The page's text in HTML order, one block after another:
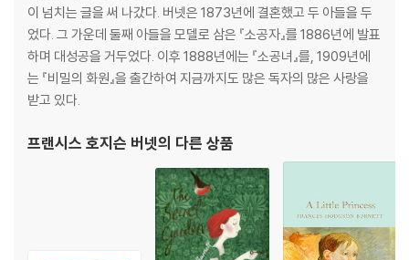
es she truly needs?
이 넘치는 글을 써 나갔다. 버넷은 1873년에 결혼했고 두 아들을 두
었다. 그 가운데 둘째 아들을 모델로 삼은 『소공자』를 1886년에 발표
하며 대성공을 거두었다. 이후 1888년에는 『소공녀』를, 1909년에
는 『비밀의 화원』을 출간하여 지금까지도 많은 독자의 많은 사랑을
받고 있다.
프랜시스 호지슨 버넷의 다른 상품